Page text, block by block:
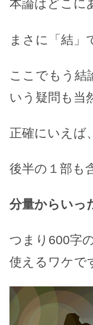
本論はどこに
まさに「結」
ここでもう結
いう疑問も当
正確にいえば
後半の１部も
分量からいっ
つまり600字
使えるワケで